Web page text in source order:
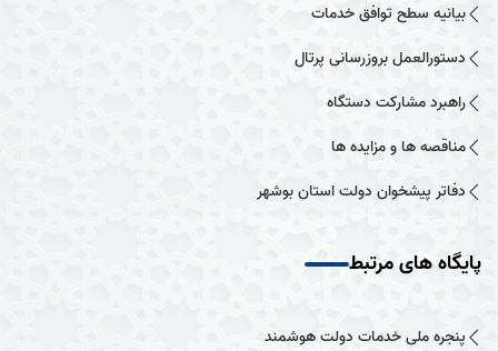
بیانیه سطح توافق خدمات
دستورالعمل بروزرسانی پرتال
راهبرد مشارکت دستگاه
مناقصه ها و مزایده ها
دفاتر پیشخوان دولت استان بوشهر
پایگاه های مرتبط
پنجره ملی خدمات دولت هوشمند